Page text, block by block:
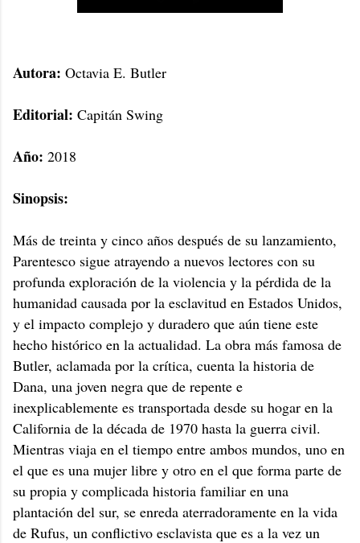
Autora: Octavia E. Butler
Editorial: Capitán Swing
Año: 2018
Sinopsis:
Más de treinta y cinco años después de su lanzamiento,
Parentesco sigue atrayendo a nuevos lectores con su
profunda exploración de la violencia y la pérdida de la
humanidad causada por la esclavitud en Estados Unidos,
y el impacto complejo y duradero que aún tiene este
hecho histórico en la actualidad. La obra más famosa de
Butler, aclamada por la crítica, cuenta la historia de
Dana, una joven negra que de repente e
inexplicablemente es transportada desde su hogar en la
California de la década de 1970 hasta la guerra civil.
Mientras viaja en el tiempo entre ambos mundos, uno en
el que es una mujer libre y otro en el que forma parte de
su propia y complicada historia familiar en una
plantación del sur, se enreda aterradoramente en la vida
de Rufus, un conflictivo esclavista que es a la vez un